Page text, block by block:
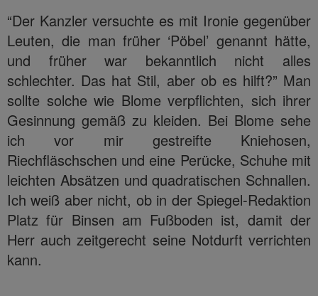
“Der Kanzler versuchte es mit Ironie gegenüber
Leuten, die man früher ‘Pöbel’ genannt hätte,
und früher war bekanntlich nicht alles
schlechter. Das hat Stil, aber ob es hilft?” Man
sollte solche wie Blome verpflichten, sich ihrer
Gesinnung gemäß zu kleiden. Bei Blome sehe
ich vor mir gestreifte Kniehosen,
Riechfläschschen und eine Perücke, Schuhe mit
leichten Absätzen und quadratischen Schnallen.
Ich weiß aber nicht, ob in der Spiegel-Redaktion
Platz für Binsen am Fußboden ist, damit der
Herr auch zeitgerecht seine Notdurft verrichten
kann.